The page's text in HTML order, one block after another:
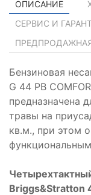
ОПИСАНИЕ
СЕРВИС И
Бензиновая
G 44 PB
предназначена
травы на
кв.м., при этом
Briggs&Stratton